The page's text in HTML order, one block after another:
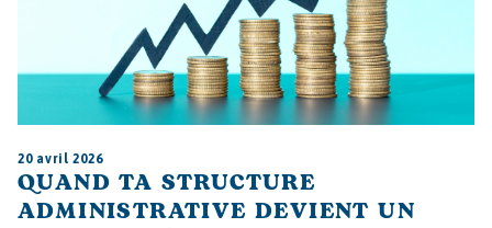
20 avril 2026
QUAND TA STRUCTURE
ADMINISTRATIVE DEVIENT UN